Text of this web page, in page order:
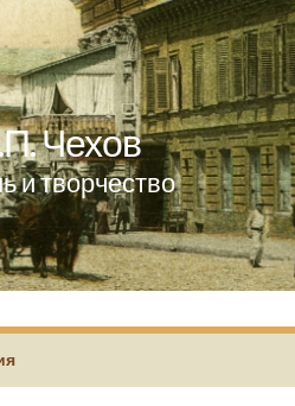
Чехов
и творчество